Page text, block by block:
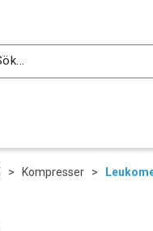
> Kompresser >